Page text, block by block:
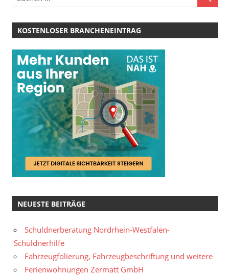
KOSTENLOSER BRANCHENEINTRAG
NEUESTE BEITRÄGE
Schuldnerberatung Nordrhein-Westfalen-
Schuldnerhilfe
Fahrzeugfolierung, Fahrzeugbeschriftung und weitere
Ferienwohnungen Zermatt GmbH